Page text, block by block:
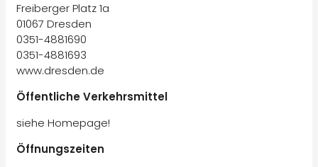
Freiberger Platz 1a
01067 Dresden
0351-4881690
0351-4881693
www.dresden.de
Öffentliche Verkehrsmittel
siehe Homepage!
Öffnungszeiten